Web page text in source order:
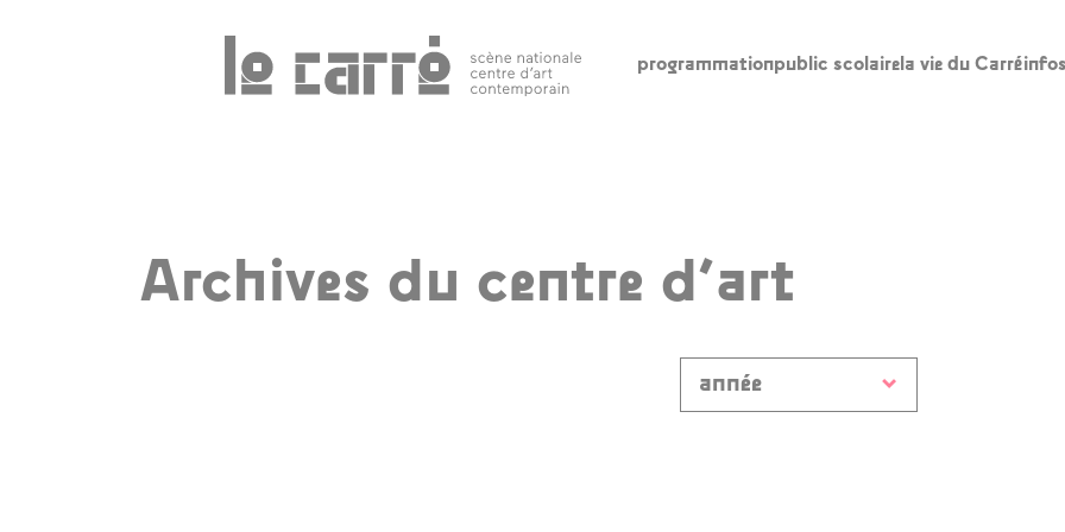
programmationpublic scolairela vie du Carré
spectacles
appels à
participation
à la création
Archives du centre d’art
année